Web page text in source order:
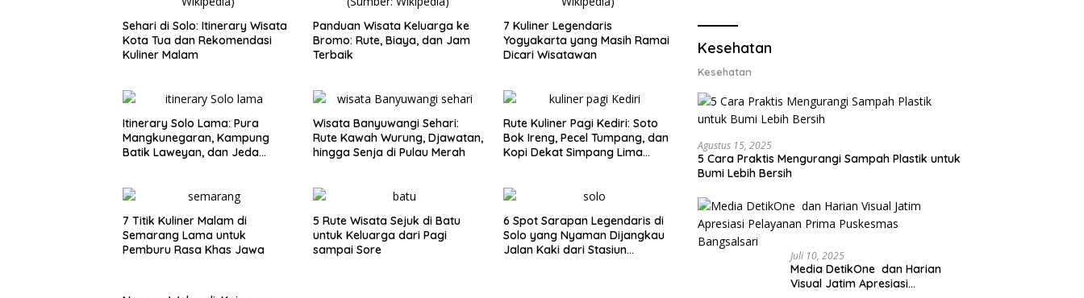
Sehari di Solo: Itinerary Wisata
Kota Tua dan Rekomendasi
Kuliner Malam
Panduan Wisata Keluarga ke
Bromo: Rute, Biaya, dan Jam
Terbaik
7 Kuliner Legendaris
Yogyakarta yang Masih Ramai
Dicari Wisatawan
Itinerary Solo Lama: Pura
Mangkunegaran, Kampung
Batik Laweyan, dan Jeda
Wisata Banyuwangi Sehari:
Rute Kawah Wurung, Djawatan,
hingga Senja di Pulau Merah
Rute Kuliner Pagi Kediri: Soto
Bok Ireng, Pecel Tumpang, dan
Kopi Dekat Simpang Lima
7 Titik Kuliner Malam di
Semarang Lama untuk
Pemburu Rasa Khas Jawa
5 Rute Wisata Sejuk di Batu
untuk Keluarga dari Pagi
sampai Sore
6 Spot Sarapan Legendaris di
Solo yang Nyaman Dijangkau
Jalan Kaki dari Stasiun
Lobster 50 Gram
Kesehatan
Kesehatan
Agustus 15, 2025
5 Cara Praktis Mengurangi Sampah Plastik untuk
Bumi Lebih Bersih
Juli 10, 2025
Media DetikOne dan Harian
Visual Jatim Apresiasi